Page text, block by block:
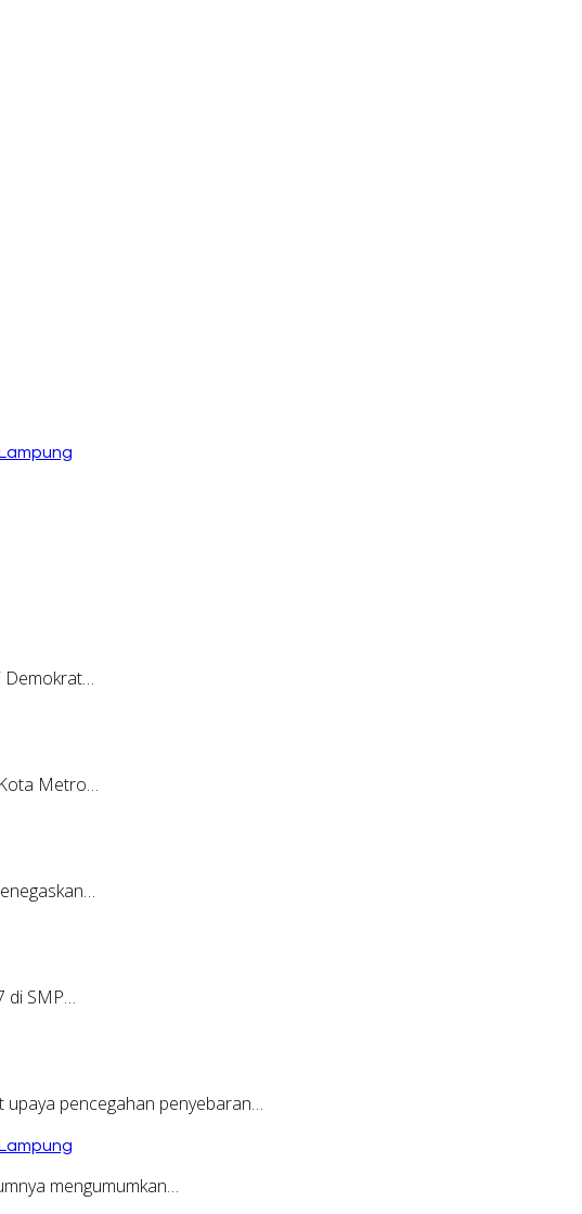
Demokrat…
Metro…
di SMP…
upaya pencegahan penyebaran…
mengumumkan…